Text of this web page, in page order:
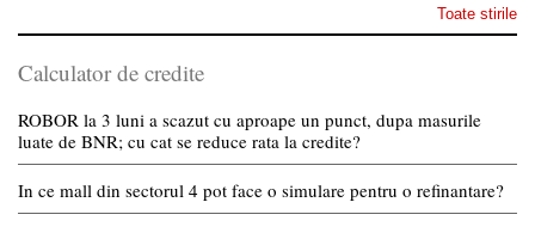
Toate stirile
Calculator de credite
ROBOR la 3 luni a scazut cu aproape un punct, dupa masurile
luate de BNR; cu cat se reduce rata la credite?
In ce mall din sectorul 4 pot face o simulare pentru o refinantare?